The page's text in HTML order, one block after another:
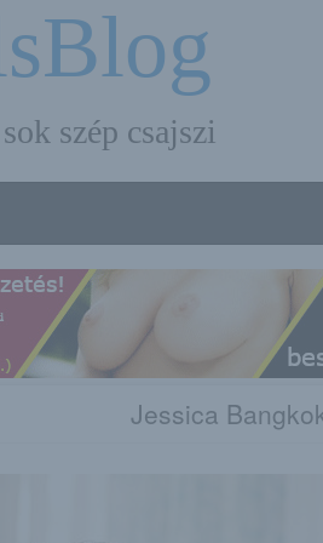
szép csajszi
Jessica